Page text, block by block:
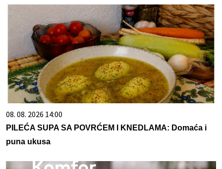
08. 08. 2026 14:00
PILEĆA SUPA SA POVRĆEM I KNEDLAMA: Domaća i
puna ukusa